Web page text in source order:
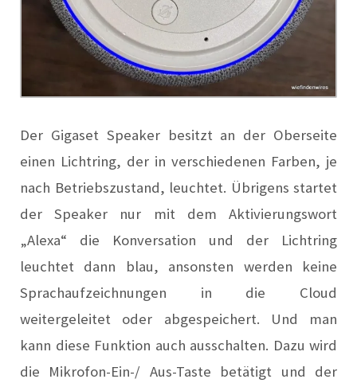
Der Gigaset Speaker besitzt an der Oberseite
einen Lichtring, der in verschiedenen Farben, je
nach Betriebszustand, leuchtet. Übrigens startet
der Speaker nur mit dem Aktivierungswort
„Alexa“ die Konversation und der Lichtring
leuchtet dann blau, ansonsten werden keine
Sprachaufzeichnungen in die Cloud
weitergeleitet oder abgespeichert. Und man
kann diese Funktion auch ausschalten. Dazu wird
die Mikrofon-Ein-/ Aus-Taste betätigt und der